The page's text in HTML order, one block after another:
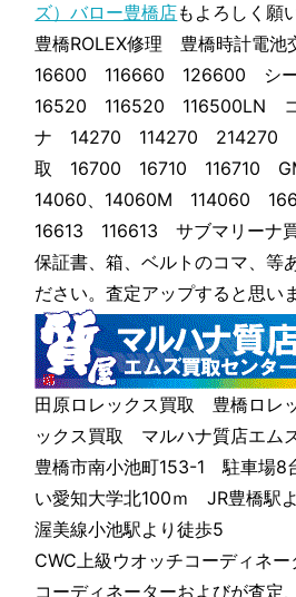
ズ）バロー豊橋店もよろしく願
豊橋ROLEX修理 豊橋時計電池
16600 116660 126600 シー
16520 116520 116500LN
ナ 14270 114270 214270
取 16700 16710 116710
14060、14060M 114060
16613 116613 サブマリーナ
保証書、箱、ベルトのコマ、等
ださい。査定アップすると思い
田原ロレックス買取 豊橋ロレ
ックス買取 マルハナ質店エム
豊橋市南小池町153-1 駐車場
い愛知大学北100ｍ JR豊橋駅
渥美線小池駅より徒歩5
CWC上級ウオッチコーディネ
コーディネーターおよびが査定